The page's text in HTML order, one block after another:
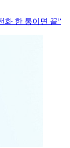
화 한 통이면 끝”